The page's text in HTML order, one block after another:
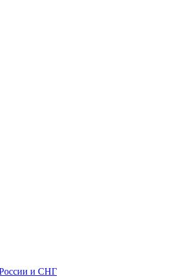
России и СНГ